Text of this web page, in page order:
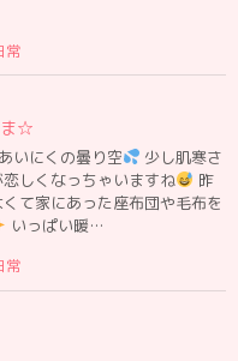
常
ま☆
いにくの曇り空
少し肌寒さ
しくなっちゃいますね
昨
て家にあった座布団や毛布を
いっぱい暖…
常